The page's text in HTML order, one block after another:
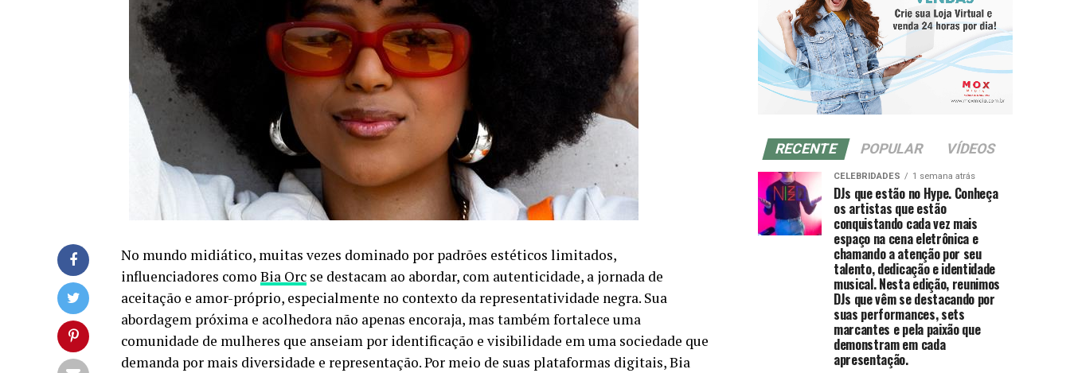
No mundo midiático, muitas vezes dominado por padrões estéticos limitados,
influenciadores como Bia Orc se destacam ao abordar, com autenticidade, a jornada de
aceitação e amor-próprio, especialmente no contexto da representatividade negra. Sua
abordagem próxima e acolhedora não apenas encoraja, mas também fortalece uma
comunidade de mulheres que anseiam por identificação e visibilidade em uma sociedade que
demanda por mais diversidade e representação. Por meio de suas plataformas digitais, Bia
RECENTE POPULAR VÍDEOS
CELEBRIDADES 1 semana atrás
DJs que estão no Hype. Conheça
os artistas que estão
conquistando cada vez mais
espaço na cena eletrônica e
chamando a atenção por seu
talento, dedicação e identidade
musical. Nesta edição, reunimos
DJs que vêm se destacando por
suas performances, sets
marcantes e pela paixão que
demonstram em cada
apresentação.